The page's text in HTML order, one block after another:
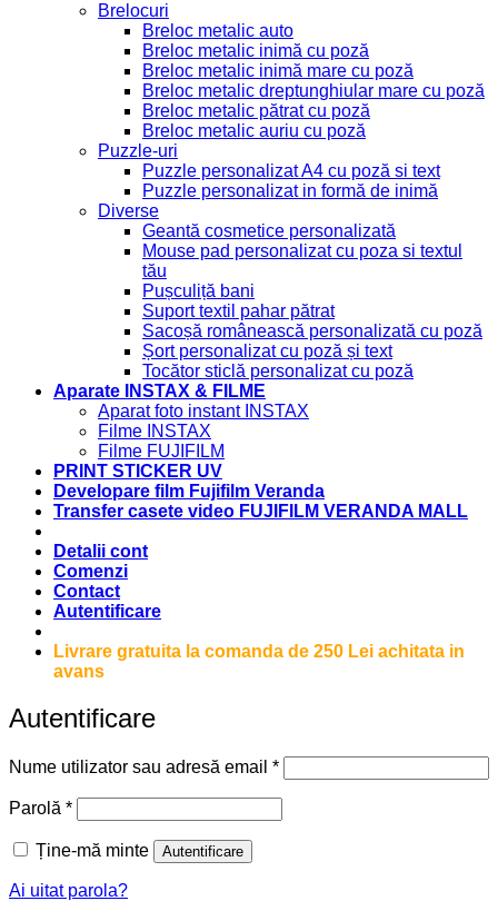
Brelocuri
Breloc metalic auto
Breloc metalic inimă cu poză
Breloc metalic inimă mare cu poză
Breloc metalic dreptunghiular mare cu poză
Breloc metalic pătrat cu poză
Breloc metalic auriu cu poză
Puzzle-uri
Puzzle personalizat A4 cu poză si text
Puzzle personalizat in formă de inimă
Diverse
Geantă cosmetice personalizată
Mouse pad personalizat cu poza si textul
tău
Pușculiță bani
Suport textil pahar pătrat
Sacoșă românească personalizată cu poză
Șort personalizat cu poză și text
Tocător sticlă personalizat cu poză
Aparate INSTAX & FILME
Aparat foto instant INSTAX
Filme INSTAX
Filme FUJIFILM
PRINT STICKER UV
Developare film Fujifilm Veranda
Transfer casete video FUJIFILM VERANDA MALL
Detalii cont
Comenzi
Contact
Autentificare
Livrare gratuita la comanda de 250 Lei achitata in
avans
Autentificare
Nume utilizator sau adresă email *Obligatoriu
Parolă *Obligatoriu
Ține-mă minte Autentificare
Ai uitat parola?